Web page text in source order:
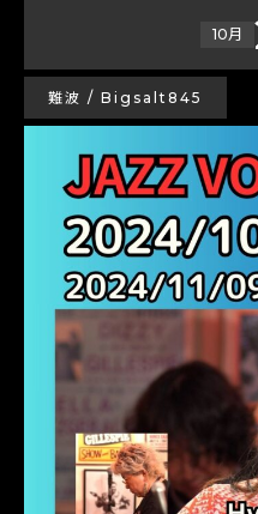
10月
難波 / Bigsalt845